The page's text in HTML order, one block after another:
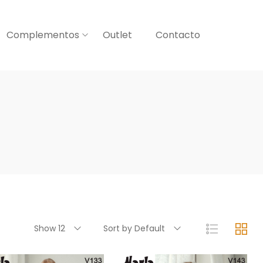
Complementos Outlet Contacto
Show 12 Sort by Default